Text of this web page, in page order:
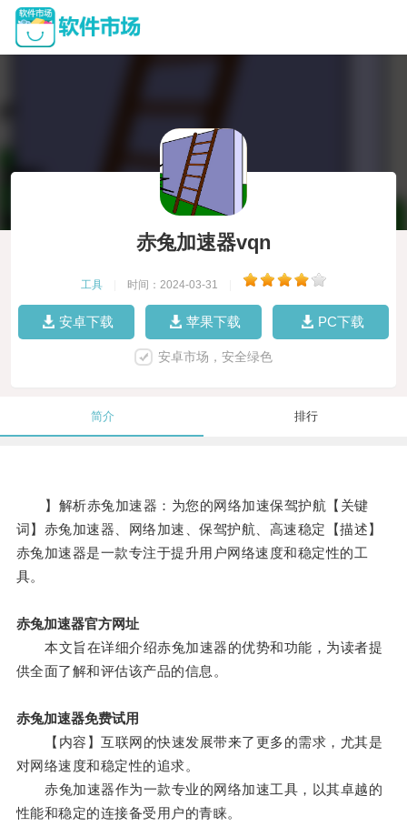
赤兔加速器vqn
工具 时间：2024-03-31
安卓下载 苹果下载 PC下载
安卓市场，安全绿色
简介 排行
】解析赤兔加速器：为您的网络加速保驾护航【关键
词】赤兔加速器、网络加速、保驾护航、高速稳定【描述】
赤兔加速器是一款专注于提升用户网络速度和稳定性的工
具。
赤兔加速器官方网址
本文旨在详细介绍赤兔加速器的优势和功能，为读者提
供全面了解和评估该产品的信息。
赤兔加速器免费试用
【内容】互联网的快速发展带来了更多的需求，尤其是
对网络速度和稳定性的追求。
赤兔加速器作为一款专业的网络加速工具，以其卓越的
性能和稳定的连接备受用户的青睐。